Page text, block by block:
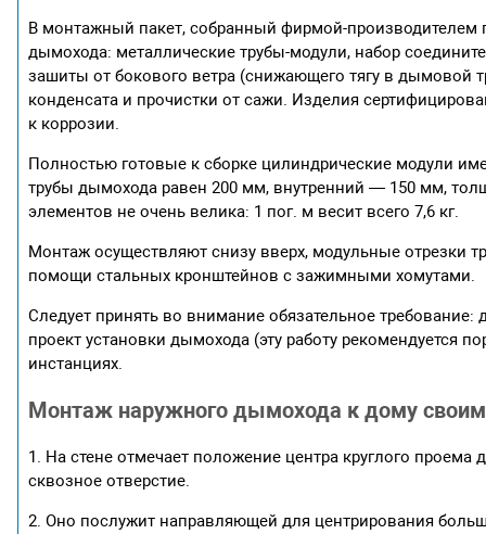
В монтажный пакет, собранный фирмой-производителем
дымохода: металлические трубы-модули, набор
зашиты от бокового ветра (снижающего тягу в дымовой
конденсата и прочистки от сажи. Изделия
к коррозии.
Полностью готовые к сборке цилиндрические модули
трубы дымохода равен 200 мм, внутренний — 150 мм,
элементов не очень велика: 1 пог. м весит всего 7,6 кг.
Монтаж осуществляют снизу вверх, модульные отрезки
помощи стальных кронштейнов с зажимными хомутами.
Следует принять во внимание обязательное
проект установки дымохода (эту работу рекомендуется
инстанциях.
Монтаж наружного дымохода к дому
1. На стене отмечает положение центра круглого
сквозное отверстие.
2. Оно послужит направляющей для центрирования